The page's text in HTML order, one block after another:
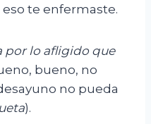
te enfermaste.
por lo afligido que
bueno, no
no pueda
).